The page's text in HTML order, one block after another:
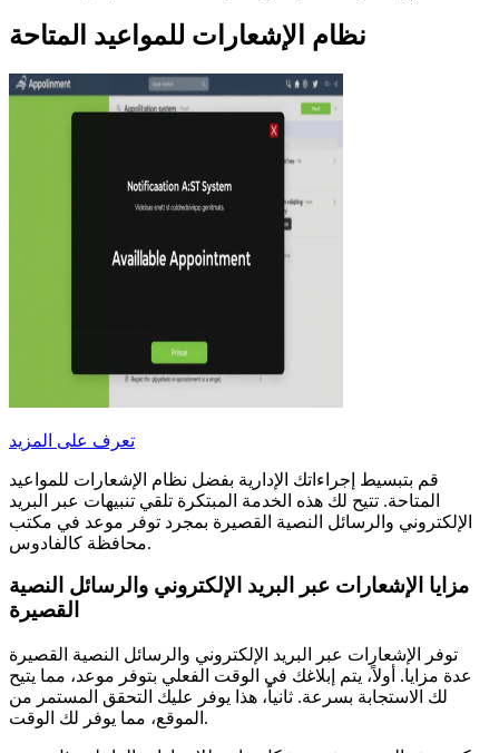
نظام الإشعارات للمواعيد المتاحة
تعرف على المزيد
قم بتبسيط إجراءاتك الإدارية بفضل نظام الإشعارات للمواعيد
المتاحة. تتيح لك هذه الخدمة المبتكرة تلقي تنبيهات عبر البريد
الإلكتروني والرسائل النصية القصيرة بمجرد توفر موعد في مكتب
محافظة كالفادوس.
مزايا الإشعارات عبر البريد الإلكتروني والرسائل النصية
القصيرة
توفر الإشعارات عبر البريد الإلكتروني والرسائل النصية القصيرة
عدة مزايا. أولاً، يتم إبلاغك في الوقت الفعلي بتوفر موعد، مما يتيح
لك الاستجابة بسرعة. ثانياً، هذا يوفر عليك التحقق المستمر من
الموقع، مما يوفر لك الوقت.